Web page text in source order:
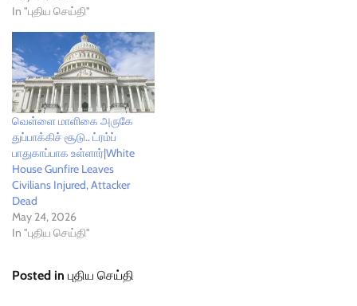
In "புதிய செய்தி"
வெள்ளை மாளிகை அருகே
துப்பாக்கிச் சூடு.. ட்ரம்ப்
பாதுகாப்பாக உள்ளார்|White
House Gunfire Leaves
Civilians Injured, Attacker
Dead
May 24, 2026
In "புதிய செய்தி"
Posted in புதிய செய்தி